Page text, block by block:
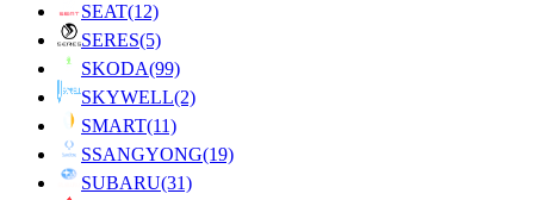
SEAT(12)
SERES(5)
SKODA(99)
SKYWELL(2)
SMART(11)
SSANGYONG(19)
SUBARU(31)